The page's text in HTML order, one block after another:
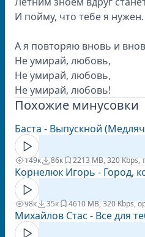
И пойму, что тебе я нужен.
А я повторяю вновь и
Не умирай, любовь,
Не умирай, любовь,
Не умирай, любовь!
Похожие минусовки
Баста - Выпускной
149к 86к 2213 MB, 320 Kbps,
Корнелюк Игорь - Город,
98к 35к 4610 MB, 320 Kbps,
Михайлов Стас - Все для